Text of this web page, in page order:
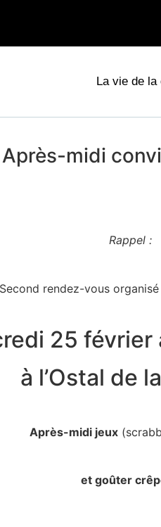
La vie de la
midi
Rappel :
Second rendez-vous
25 février
à l’Ostal de
Après-midi jeux
et goûter